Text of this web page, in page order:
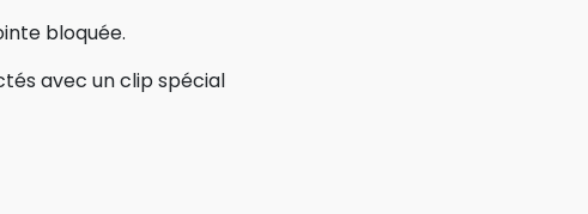
bloquée.
avec un clip spécial